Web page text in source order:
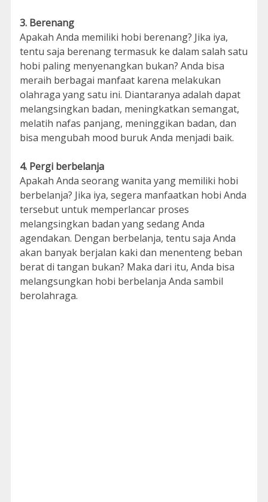
3. Berenang
Apakah Anda memiliki hobi berenang? Jika iya,
tentu saja berenang termasuk ke dalam salah satu
hobi paling menyenangkan bukan? Anda bisa
meraih berbagai manfaat karena melakukan
olahraga yang satu ini. Diantaranya adalah dapat
melangsingkan badan, meningkatkan semangat,
melatih nafas panjang, meninggikan badan, dan
bisa mengubah mood buruk Anda menjadi baik.
4. Pergi berbelanja
Apakah Anda seorang wanita yang memiliki hobi
berbelanja? Jika iya, segera manfaatkan hobi Anda
tersebut untuk memperlancar proses
melangsingkan badan yang sedang Anda
agendakan. Dengan berbelanja, tentu saja Anda
akan banyak berjalan kaki dan menenteng beban
berat di tangan bukan? Maka dari itu, Anda bisa
melangsungkan hobi berbelanja Anda sambil
berolahraga.